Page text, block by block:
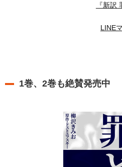
『新訳
LINE
1巻、2巻も絶賛発売中